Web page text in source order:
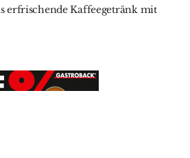
erfrischende Kaffeegetränk mit